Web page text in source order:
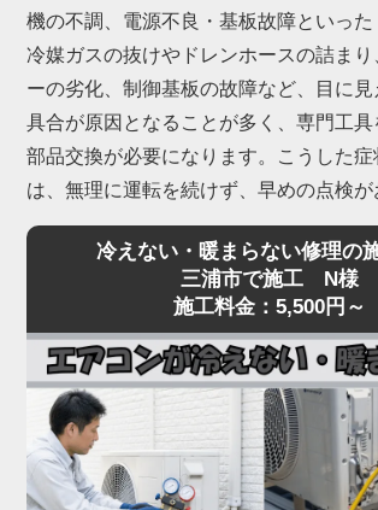
機の不調、電源不良・基板故障といった
冷媒ガスの抜けやドレンホースの詰まり
ーの劣化、制御基板の故障など、目に
具合が原因となることが多く、専門工具
部品交換が必要になります。こうした
は、無理に運転を続けず、早めの点検が
冷えない・暖まらない修理の
三浦市で施工 N様
施工料金：5,500円～